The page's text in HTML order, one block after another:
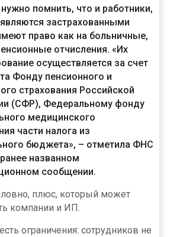
помнить, что и работники,
застрахованными
право как на больничные,
отчисления. «Их
осуществляется за счет
Фонду пенсионного и
страхования Российской
(СФР), Федеральному фонду
медицинского
части налога из
бюджета», – отметила ФНС
названном
сообщении.
плюс, который может
компании и ИП.
ограничения: сотрудников не